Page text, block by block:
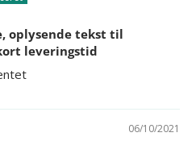
oplysende tekst til
leveringstid
06/10/2021